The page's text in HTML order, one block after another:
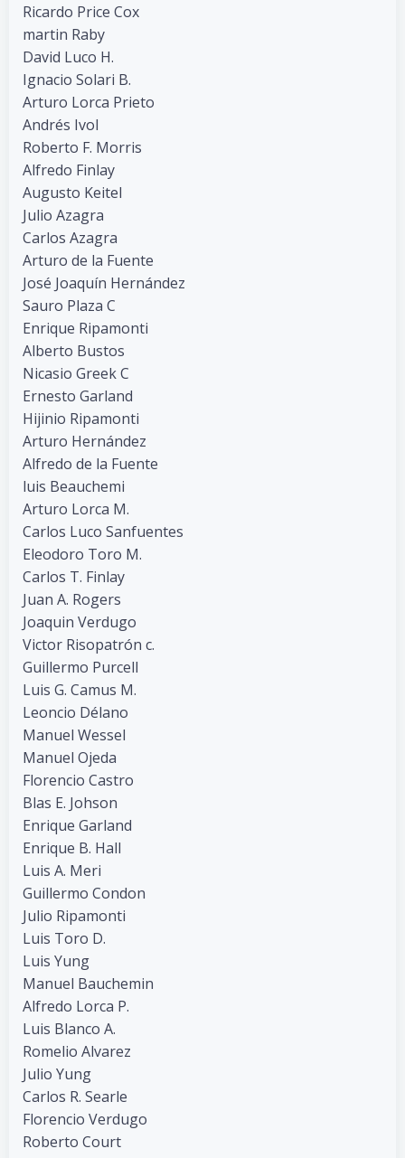
Ricardo Price Cox
martin Raby
David Luco H.
Ignacio Solari B.
Arturo Lorca Prieto
Andrés Ivol
Roberto F. Morris
Alfredo Finlay
Augusto Keitel
Julio Azagra
Carlos Azagra
Arturo de la Fuente
José Joaquín Hernández
Sauro Plaza C
Enrique Ripamonti
Alberto Bustos
Nicasio Greek C
Ernesto Garland
Hijinio Ripamonti
Arturo Hernández
Alfredo de la Fuente
luis Beauchemi
Arturo Lorca M.
Carlos Luco Sanfuentes
Eleodoro Toro M.
Carlos T. Finlay
Juan A. Rogers
Joaquin Verdugo
Victor Risopatrón c.
Guillermo Purcell
Luis G. Camus M.
Leoncio Délano
Manuel Wessel
Manuel Ojeda
Florencio Castro
Blas E. Johson
Enrique Garland
Enrique B. Hall
Luis A. Meri
Guillermo Condon
Julio Ripamonti
Luis Toro D.
Luis Yung
Manuel Bauchemin
Alfredo Lorca P.
Luis Blanco A.
Romelio Alvarez
Julio Yung
Carlos R. Searle
Florencio Verdugo
Roberto Court